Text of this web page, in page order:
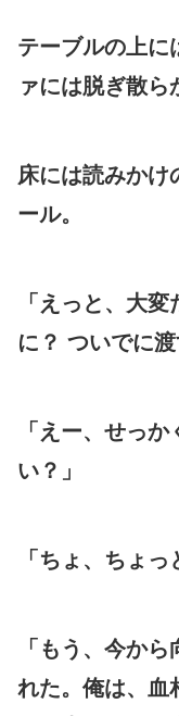
テーブルの上に
ァには脱ぎ散ら
床には読みかけ
ール。
「えっと、大
に？ ついでに渡
「えー、せっ
い？」
「ちょ、ちょっ
「もう、今か
れた。俺は、